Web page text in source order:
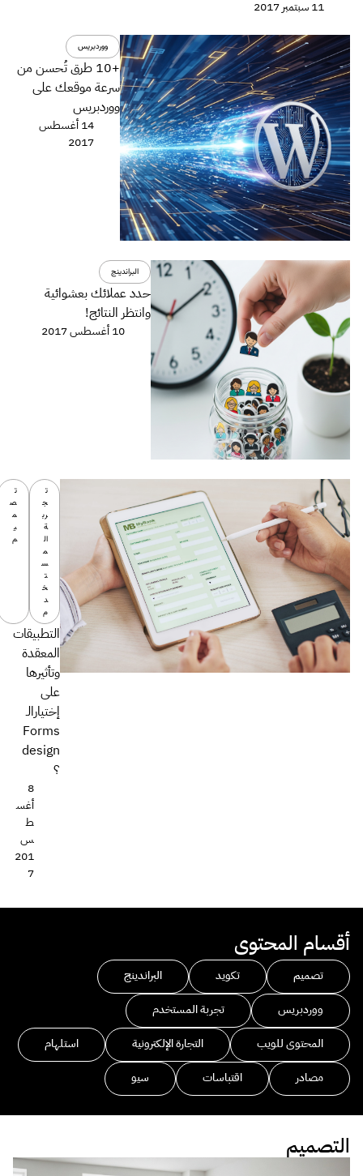
11 سبتمبر 2017
ووردبريس
+10 طرق تُحسن من
سرعة موقعك على
ووردبريس
14 أغسطس
2017
البراندينج
حدد عملائك بعشوائية
وانتظر النتائج!
10 أغسطس 2017
ت
ج
رب
ة
ال
م
س
ت
خ
د
م
ت
ص
م
ي
م
التطبيقات
المعقدة
وتأثيرها
على
إختيارالـ
Forms
design
؟
8
أغس
ط
س
201
7
أقسام المحتوى
تصميم تكويد
البراندينج
ووردبريس
تجربة المستخدم
المحتوى للويب
التجارة الإلكترونية
استلهام
مصادر
اقتباسات سيو
التصميم